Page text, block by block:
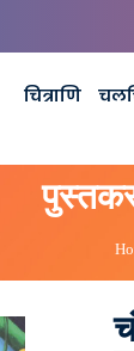
चित्राणि